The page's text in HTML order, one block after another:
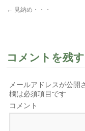
き
ま
← 見納め・・・
コメントを残す
メールアドレスが公開
欄は必須項目です
コメント